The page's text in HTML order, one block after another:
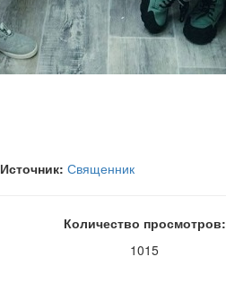
Источник: Священник
Количество просмотров:
1015